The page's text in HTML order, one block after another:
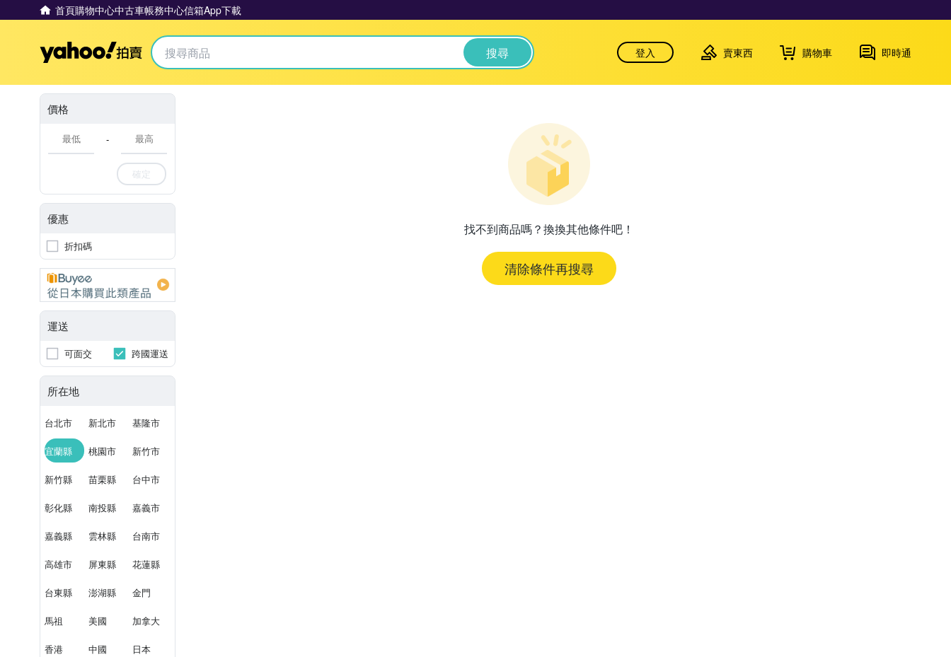
首頁購物中心中古車帳務中心信箱App下載
Yahoo拍賣 搜尋 登入 賣東西 購物車 即時通
價格
-
確定
優惠
折扣碼
運送
可面交 跨國運送
所在地
台北市 新北市 基隆市
宜蘭縣 桃園市 新竹市
新竹縣 苗栗縣 台中市
彰化縣 南投縣 嘉義市
嘉義縣 雲林縣 台南市
高雄市 屏東縣 花蓮縣
台東縣 澎湖縣 金門
馬祖 美國 加拿大
香港 中國 日本
找不到商品嗎？換換其他條件吧！
清除條件再搜尋